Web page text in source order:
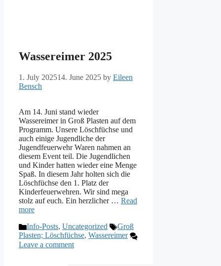
Wassereimer 2025
1. July 202514. June 2025 by Eileen
Bensch
Am 14. Juni stand wieder
Wassereimer in Groß Plasten auf dem
Programm. Unsere Löschfüchse und
auch einige Jugendliche der
Jugendfeuerwehr Waren nahmen an
diesem Event teil. Die Jugendlichen
und Kinder hatten wieder eine Menge
Spaß. In diesem Jahr holten sich die
Löschfüchse den 1. Platz der
Kinderfeuerwehren. Wir sind mega
stolz auf euch. Ein herzlicher … Read
more
Categories
Info-Posts, Uncategorized Tags
Groß
Plasten; Löschfüchse, Wassereimer
Leave a comment